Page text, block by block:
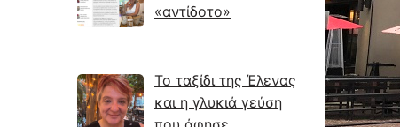
«αντίδοτο»
Το ταξίδι της Έλενας
και η γλυκιά γεύση